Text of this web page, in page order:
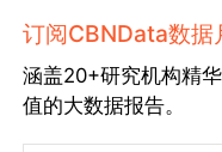
订阅CBNData数据
涵盖20+研究机构精
值的大数据报告。